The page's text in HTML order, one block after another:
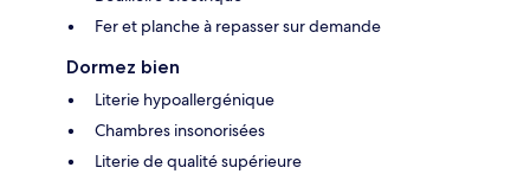
Fer et planche à repasser sur demande
Dormez bien
Literie hypoallergénique
Chambres insonorisées
Literie de qualité supérieure